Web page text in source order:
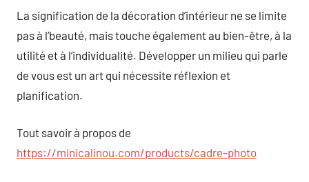
La signification de la décoration d’intérieur ne se limite
pas à l’beauté, mais touche également au bien-être, à la
utilité et à l’individualité. Développer un milieu qui parle
de vous est un art qui nécessite réflexion et
planification.
Tout savoir à propos de
https://minicalinou.com/products/cadre-photo